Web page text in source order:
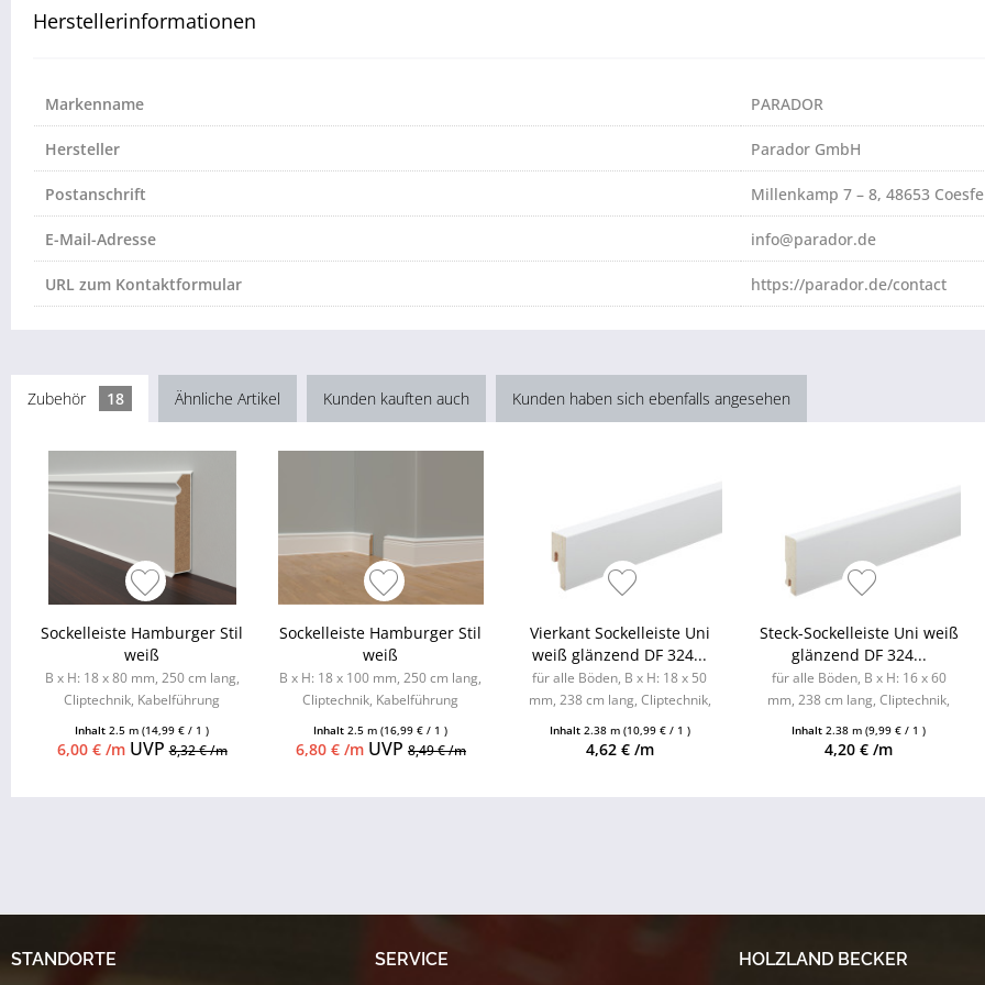
Herstellerinformationen
Markenname PARADOR
Hersteller Parador GmbH
Postanschrift Millenkamp 7 – 8, 48653
E-Mail-Adresse info@parador.de
URL zum Kontaktformular https://parador.de/contact
Zubehör 18 Ähnliche Artikel Kunden kauften auch Kunden haben sich ebenfalls angesehen
Sockelleiste Hamburger Stil
weiß
B x H: 18 x 80 mm, 250 cm lang,
Cliptechnik, Kabelführung
Zubehör...
Inhalt2.5 m(14,99 € / 1 )
6,00 € /mUVP8,32 € /m
Sockelleiste Hamburger Stil
weiß
B x H: 18 x 100 mm, 250 cm lang,
Cliptechnik, Kabelführung
Zubehör...
Inhalt2.5 m(16,99 € / 1 )
6,80 € /mUVP 8,49 € /m
Vierkant Sockelleiste Uni
weiß glänzend DF 324...
für alle Böden, B x H: 18 x 50
mm, 238 cm lang, Cliptechnik,
erhältlich
Inhalt 2.38 m (10,99 € / 1 )
4,62 € /m
Steck-Sockelleiste Uni weiß
glänzend DF 324...
für alle Böden, B x H: 16 x 60
mm, 238 cm lang, Cliptechnik,
erhältlich
Inhalt2.38 m(9,99 € / 1 )
4,20 € /m
STANDORTE SERVICE HOLZLAND BECKER